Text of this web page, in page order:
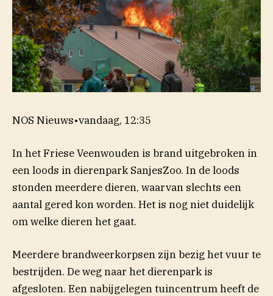
NOS Nieuws•vandaag, 12:35
In het Friese Veenwouden is brand uitgebroken in
een loods in dierenpark SanjesZoo. In de loods
stonden meerdere dieren, waarvan slechts een
aantal gered kon worden. Het is nog niet duidelijk
om welke dieren het gaat.
Meerdere brandweerkorpsen zijn bezig het vuur te
bestrijden. De weg naar het dierenpark is
afgesloten. Een nabijgelegen tuincentrum heeft de